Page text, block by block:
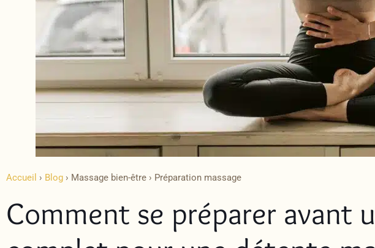
Accueil › Blog › Massage bien-être › Préparation massage
Comment se préparer avant